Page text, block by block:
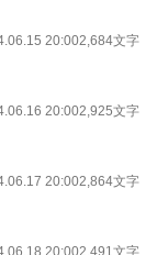
20:002,684文字
20:002,925文字
20:002,864文字
20:002,491文字